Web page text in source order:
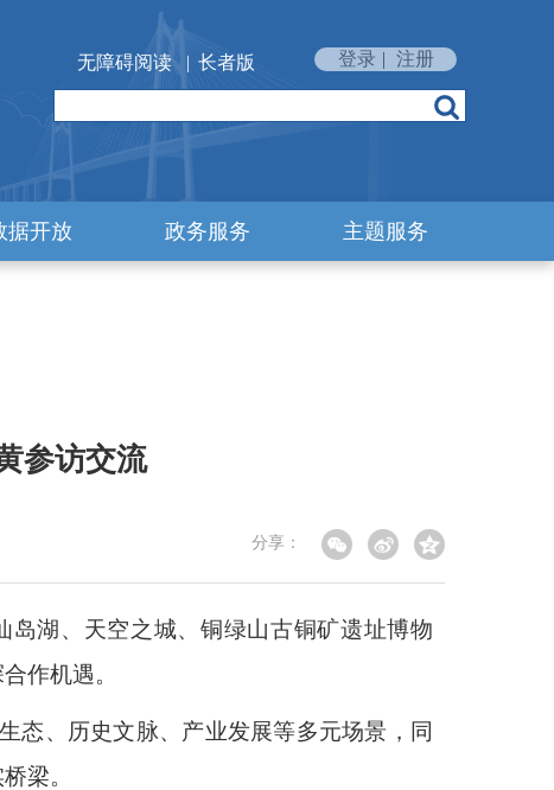
无障碍阅读 | 长者版 登录 | 注册
据开放 政务服务 主题服务
参访交流
分享：
岛湖、天空之城、铜绿山古铜矿遗址博物
作机遇。
态、历史文脉、产业发展等多元场景，同
梁。